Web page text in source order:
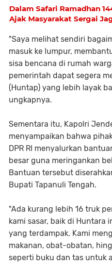
Dalam Safari Ramadhan
Ajak Masyarakat Sergai
"Saya melihat sendiri
masuk ke lumpur,
sisa bencana di rumah
pemerintah dapat segera
(Huntap) yang lebih layak
ungkapnya.
Sementara itu, Kapolri
menyampaikan bahwa
DPR RI menyalurkan
besar guna meringankan
Bantuan tersebut
Bupati Tapanuli Tengah.
"Ada kurang lebih 16 truk
kami sasar, baik di Huntara
yang terdampak. Kami
makanan, obat-obatan,
seperti buku dan tas untuk